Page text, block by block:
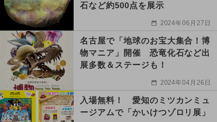
石など約500点を展示
2024年06月27日
名古屋で「地球のお宝大集合！博
物マニア」開催 恐竜化石など出
展多数＆ステージも！
2024年04月26日
入場無料！ 愛知のミツカンミュ
ージアムで「かいけつゾロリ展」